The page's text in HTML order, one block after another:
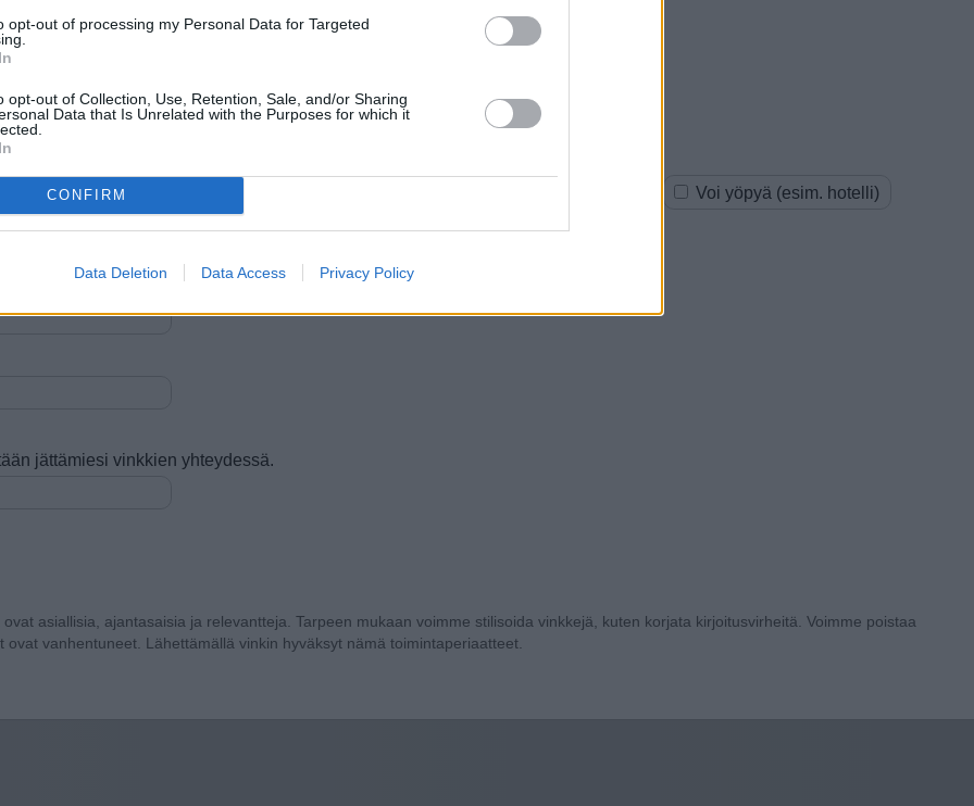
opt-out of processing my Personal Data for Targeted
opt-out of Collection, Use, Retention, Sale, and/or Sharing
Data that Is Unrelated with the Purposes for which it
CONFIRM
Data Deletion Data Access Privacy Policy
Siellä voi ruokailla (esim. ravintola) Voi yöpyä (esim. hotelli)
Rauhallinen Hyvä lapsiperheille
jättämiesi vinkkien yhteydessä.
asiallisia, ajantasaisia ja relevantteja. Tarpeen mukaan voimme stilisoida vinkkejä, kuten korjata kirjoitusvirheitä. Voimme poistaa
vanhentuneet. Lähettämällä vinkin hyväksyt nämä toimintaperiaatteet.